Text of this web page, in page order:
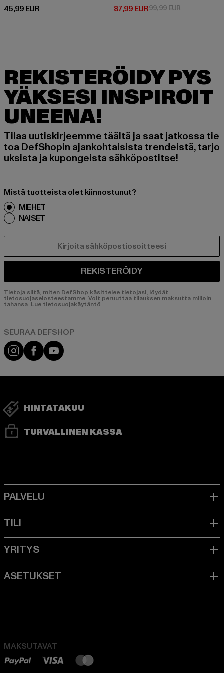
45,99 EUR
Ajankohtainen hinta: 45,99 EUR
87,99 EUR
Ajankohtainen hinta: 87,99 EUR
99,99 EUR
REKISTERÖIDY PYS
YÄKSESI INSPIROIT
UNEENA!
Tilaa uutiskirjeemme täältä ja saat jatkossa tie
toa DefShopin ajankohtaisista trendeistä, tarjo
uksista ja kupongeista sähköpostitse!
Mistä tuotteista olet kiinnostunut?
MIEHET
NAISET
REKISTERÖIDY
Tietoja siitä, miten DefShop käsittelee tietojasi, löydät
tietosuojaselosteestamme. Voit peruuttaa tilauksen maksutta milloin
tahansa. Lue tietosuojakäytäntö
Visit our Instagram page:
Visit our Facebook page:
Visit our YouTube channel:
HINTATAKUU
TURVALLINEN KASSA
MAKSUTAVAT